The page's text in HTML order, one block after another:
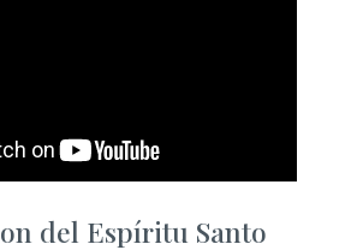
del Espíritu Santo